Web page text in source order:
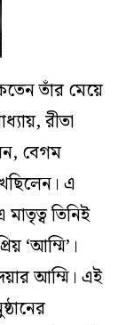
তাঁর মেয়ে
রীতা
বেগম
এ
তিনিই
‘আম্মি’।
আম্মি। এই